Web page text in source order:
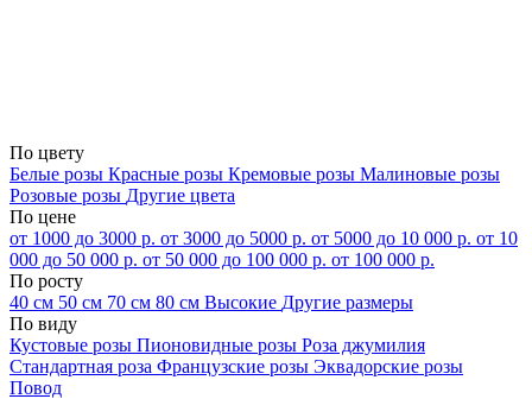
По цвету
Белые розы Красные розы Кремовые розы Малиновые розы
Розовые розы Другие цвета
По цене
от 1000 до 3000 р. от 3000 до 5000 р. от 5000 до 10 000 р. от 10
000 до 50 000 р. от 50 000 до 100 000 р. от 100 000 р.
По росту
40 см 50 см 70 см 80 см Высокие Другие размеры
По виду
Кустовые розы Пионовидные розы Роза джумилия
Стандартная роза Французские розы Эквадорские розы
Повод